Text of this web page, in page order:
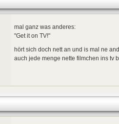
mal ganz was anderes:
"Get it on TV!"
hört sich doch nett an und is mal ne
auch jede menge nette filmchen ins tv